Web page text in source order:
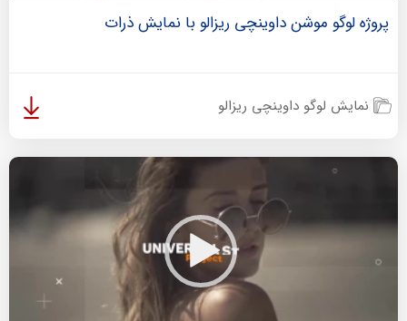
پروژه لوگو موشن داوینچی ریزالو با نمایش ذرات
نمایش لوگو داوینچی ریزالو